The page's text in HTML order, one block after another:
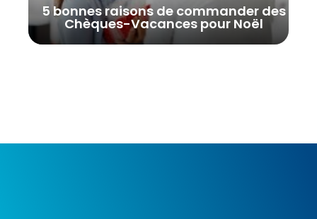
5 bonnes raisons de commander des
Chèques-Vacances pour Noël